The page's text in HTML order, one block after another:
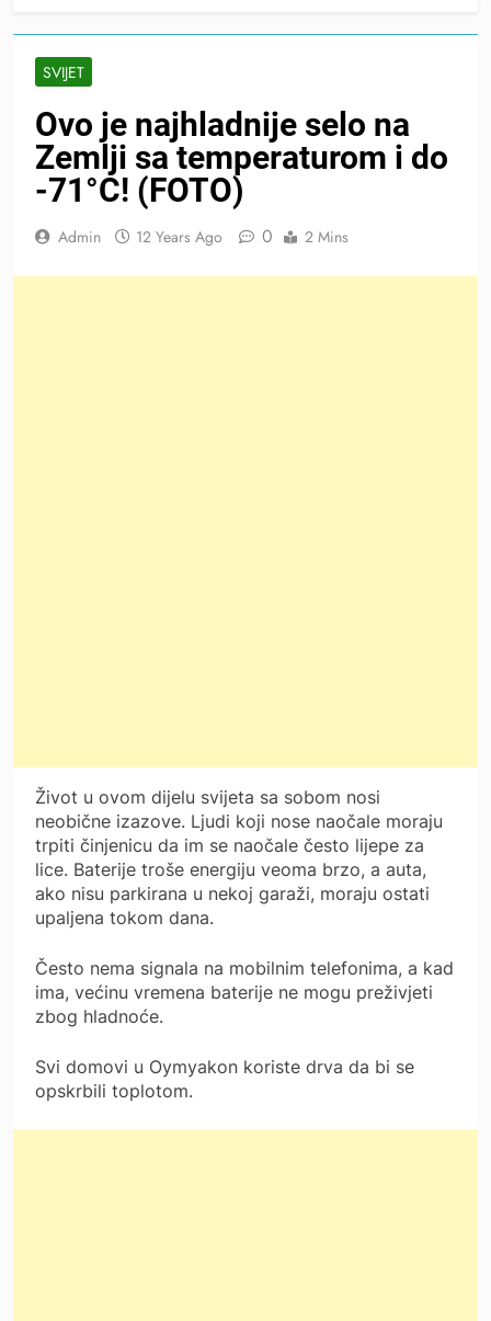
SVIJET
Ovo je najhladnije selo na
Zemlji sa temperaturom i do
-71°C! (FOTO)
Admin 12 Years Ago 0 2 Mins
Život u ovom dijelu svijeta sa sobom nosi
neobične izazove. Ljudi koji nose naočale moraju
trpiti činjenicu da im se naočale često lijepe za
lice. Baterije troše energiju veoma brzo, a auta,
ako nisu parkirana u nekoj garaži, moraju ostati
upaljena tokom dana.
Često nema signala na mobilnim telefonima, a kad
ima, većinu vremena baterije ne mogu preživjeti
zbog hladnoće.
Svi domovi u Oymyakon koriste drva da bi se
opskrbili toplotom.